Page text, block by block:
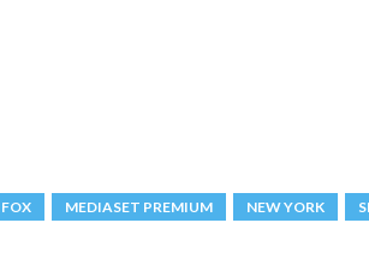
FOX MEDIASET PREMIUM NEW YORK